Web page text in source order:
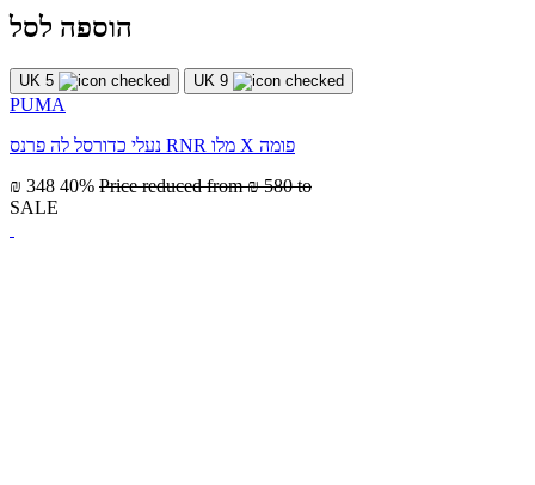
הוספה לסל
UK 5 UK 9
PUMA
נעלי כדורסל לה פרנס RNR מלו X פומה
₪ 348 40% Price reduced from₪ 580 to
SALE